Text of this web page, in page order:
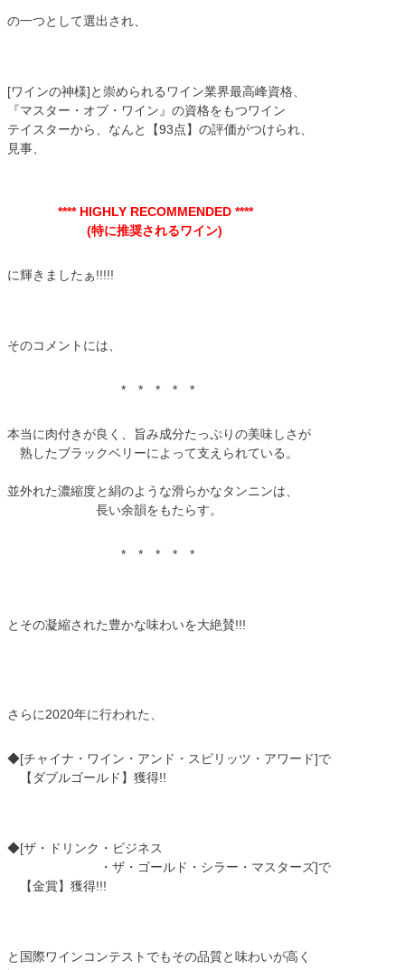
の一つとして選出され、
[ワインの神様]と崇められるワイン業界最高峰資格、
『マスター・オブ・ワイン』の資格をもつワイン
テイスターから、なんと【93点】の評価がつけられ、
見事、
**** HIGHLY RECOMMENDED ****
(特に推奨されるワイン)
に輝きましたぁ!!!!!
そのコメントには、
* * * * *
本当に肉付きが良く、旨み成分たっぷりの美味しさが
熟したブラックベリーによって支えられている。
並外れた濃縮度と絹のような滑らかなタンニンは、
長い余韻をもたらす。
* * * * *
とその凝縮された豊かな味わいを大絶賛!!!
さらに2020年に行われた、
◆[チャイナ・ワイン・アンド・スピリッツ・アワード]で
【ダブルゴールド】獲得!!
◆[ザ・ドリンク・ビジネス
・ザ・ゴールド・シラー・マスターズ]で
【金賞】獲得!!!
と国際ワインコンテストでもその品質と味わいが高く